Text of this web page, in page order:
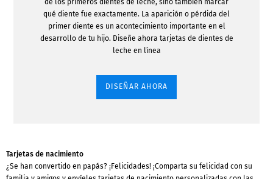
qué diente fue exactamente. La aparición o pérdida del
primer diente es un acontecimiento importante en el
desarrollo de tu hijo. Diseñe ahora tarjetas de dientes de
leche en línea
DISEÑAR AHORA
Tarjetas de nacimiento
¿Se han convertido en papás? ¡Felicidades! ¡Comparta su felicidad con su